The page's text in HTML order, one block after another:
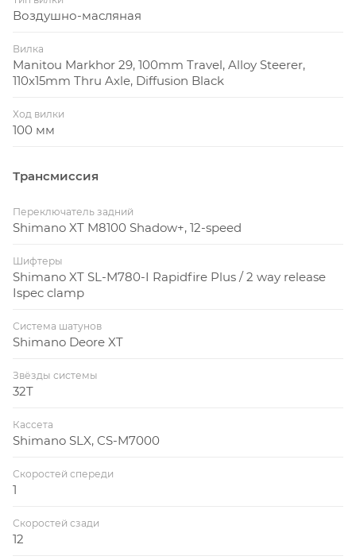
Воздушно-масляная
Вилка
Manitou Markhor 29, 100mm Travel, Alloy Steerer,
110x15mm Thru Axle, Diffusion Black
Ход вилки
100 мм
Трансмиссия
Переключатель задний
Shimano XT M8100 Shadow+, 12-speed
Шифтеры
Shimano XT SL-M780-I Rapidfire Plus / 2 way release
Ispec clamp
Система шатунов
Shimano Deore XT
Звёзды системы
32T
Кассета
Shimano SLX, CS-M7000
Скоростей спереди
1
Скоростей сзади
12